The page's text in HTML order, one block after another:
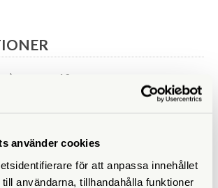
använder cookies
för att anpassa innehållet
användarna, tillhandahålla funktioner
12
200PL-PRO